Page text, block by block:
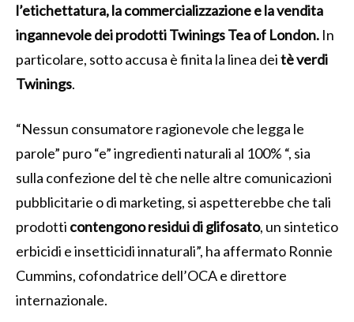
l’etichettatura, la commercializzazione e la vendita
ingannevole dei prodotti Twinings Tea of ​​London. In
particolare, sotto accusa è finita la linea deitè verdi
Twinings.
“Nessun consumatore ragionevole che legga le
parole” puro “e” ingredienti naturali al 100% “, sia
sulla confezione del tè che nelle altre comunicazioni
pubblicitarie o di marketing, si aspetterebbe che tali
prodotti contengono residui di glifosato, un sintetico
erbicidi e insetticidi innaturali”, ha affermato Ronnie
Cummins, cofondatrice dell’OCA e direttore
internazionale.